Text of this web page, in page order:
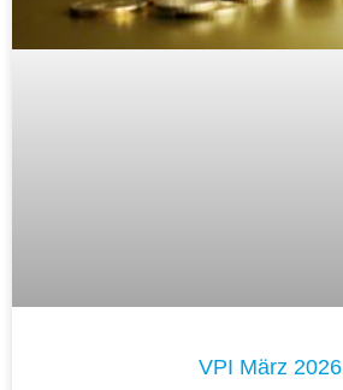
VPI März 2026